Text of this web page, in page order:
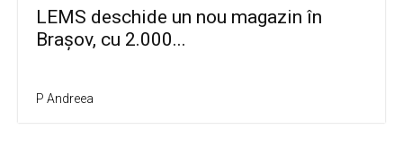
LEMS deschide un nou magazin în
Brașov, cu 2.000...
P Andreea